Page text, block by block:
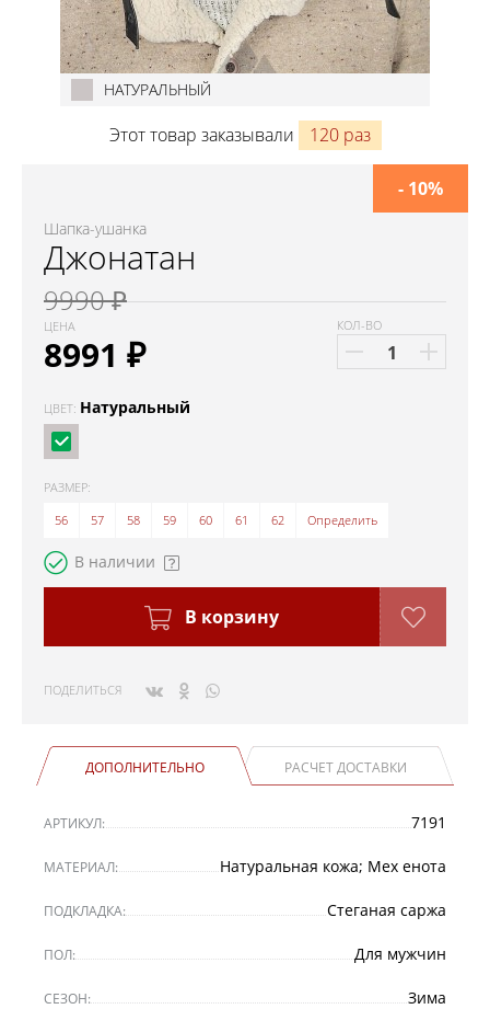
НАТУРАЛЬНЫЙ
Этот товар заказывали 120 раз
Шапка-ушанка
Джонатан
9990 ₽
ЦЕНА
8991 ₽
- 10%
КОЛ-ВО
ЦВЕТ: Натуральный
РАЗМЕР:
56
57 58 59 60 61 62 Определить
В наличии
В корзину
ПОДЕЛИТЬСЯ
ДОПОЛНИТЕЛЬНО РАСЧЕТ ДОСТАВКИ
АРТИКУЛ: 7191
МАТЕРИАЛ: Натуральная кожа; Мех енота
ПОДКЛАДКА: Стеганая саржа
ПОЛ: Для мужчин
СЕЗОН: Зима